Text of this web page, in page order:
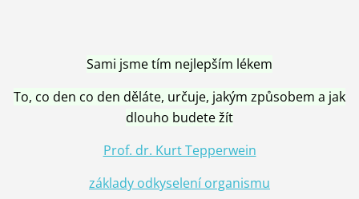
Sami jsme tím nejlepším lékem
To, co den co den děláte, určuje, jakým způsobem a jak
dlouho budete žít
Prof. dr. Kurt Tepperwein
základy odkyselení organismu